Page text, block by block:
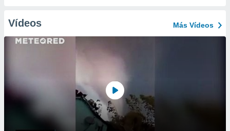
Vídeos Más Vídeos